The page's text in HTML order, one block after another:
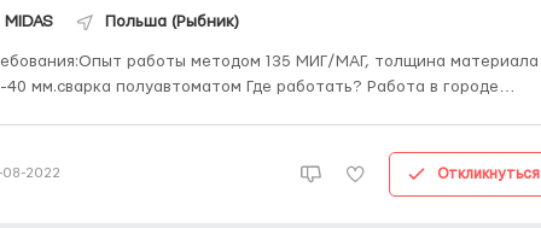
MIDAS Польша (Рыбник)
работы методом 135 МИГ/МАГ, толщина материала
мм.сварка полуавтоматом Где работать? Работа в городе
08-2022 Откликнуться